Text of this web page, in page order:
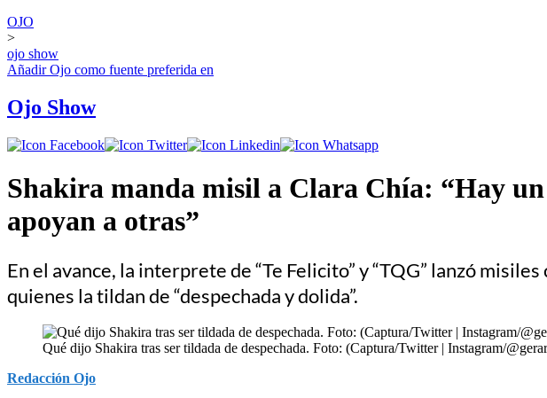
OJO
>
ojo show
AñadirOjo como fuente preferida en
Ojo Show
Shakira manda misil a Clara Chía: “Hay
apoyan a otras”
En el avance, la interprete de “Te Felicito” y “TQG” lanzó
quienes la tildan de “despechada y dolida”.
Qué dijo Shakira tras ser tildada de despechada. Foto: (Captura/Twitter | Instagram/
Redacción Ojo